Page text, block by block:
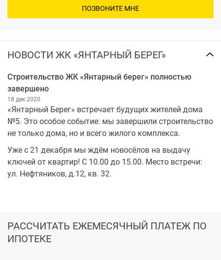
НОВОСТИ ЖК «ЯНТАРНЫЙ БЕРЕГ»
Строительство ЖК «Янтарный берег» полностью
завершено
18 дек 2020
«Янтарный Берег» встречает будущих жителей дома
№5. Это особое событие: мы завершили строительство
не только дома, но и всего жилого комплекса.
Уже с 21 декабря мы ждём новосёлов на выдачу
ключей от квартир! С 10.00 до 15.00. Место встречи:
ул. Нефтяников, д.12, кв. 32.
РАССЧИТАТЬ ЕЖЕМЕСЯЧНЫЙ ПЛАТЕЖ ПО
ИПОТЕКЕ
ПОЗВОНИТЕ МНЕ